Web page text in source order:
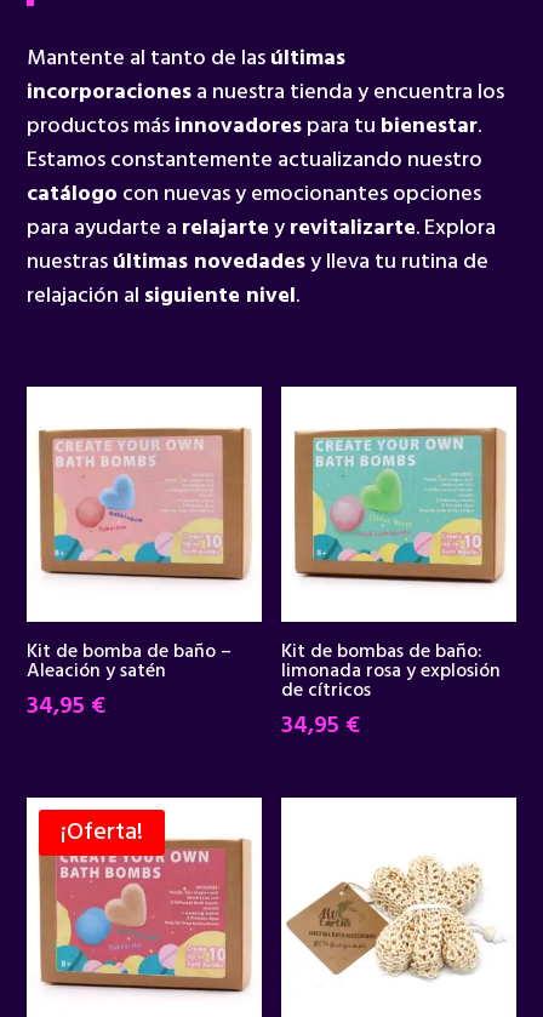
Mantente al tanto de lasúltimas
incorporacionesa nuestra tienda y encuentra los
productos másinnovadorespara tu bienestar.
Estamos constantemente actualizando nuestro
catálogo con nuevas y emocionantes opciones
para ayudarte a relajarteyrevitalizarte. Explora
nuestrasúltimas novedadesy lleva tu rutina de
relajación al siguiente nivel.
Kit de bomba de baño –
Aleación y satén
34,95 €
Kit de bombas de baño:
limonada rosa y explosión
de cítricos
34,95 €
¡Oferta!